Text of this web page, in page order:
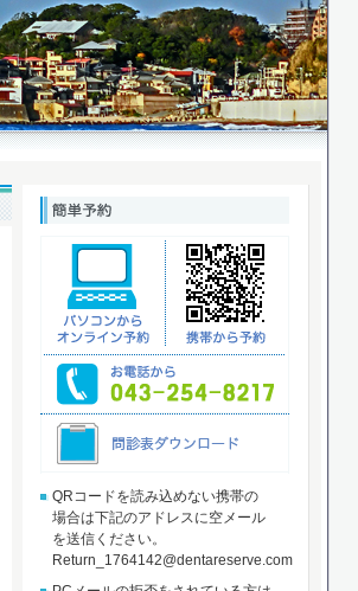
QRコードを読み込めない携帯の
場合は下記のアドレスに空メール
を送信ください。
Return_1764142@dentareserve.com